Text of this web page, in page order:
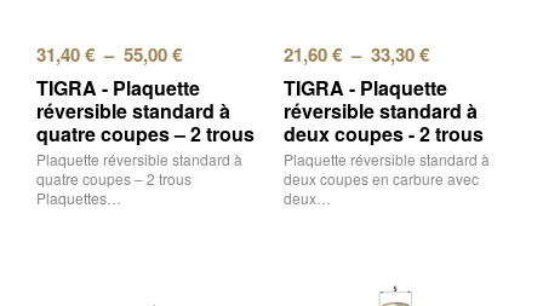
31,40€ – 55,00€
TIGRA - Plaquette
réversible standard à
quatre coupes – 2 trous
Plaquette réversible standard à
quatre coupes – 2 trous
Plaquettes…
21,60€ – 33,30€
TIGRA - Plaquette
réversible standard à
deux coupes - 2 trous
Plaquette réversible standard à
deux coupes en carbure avec
deux…